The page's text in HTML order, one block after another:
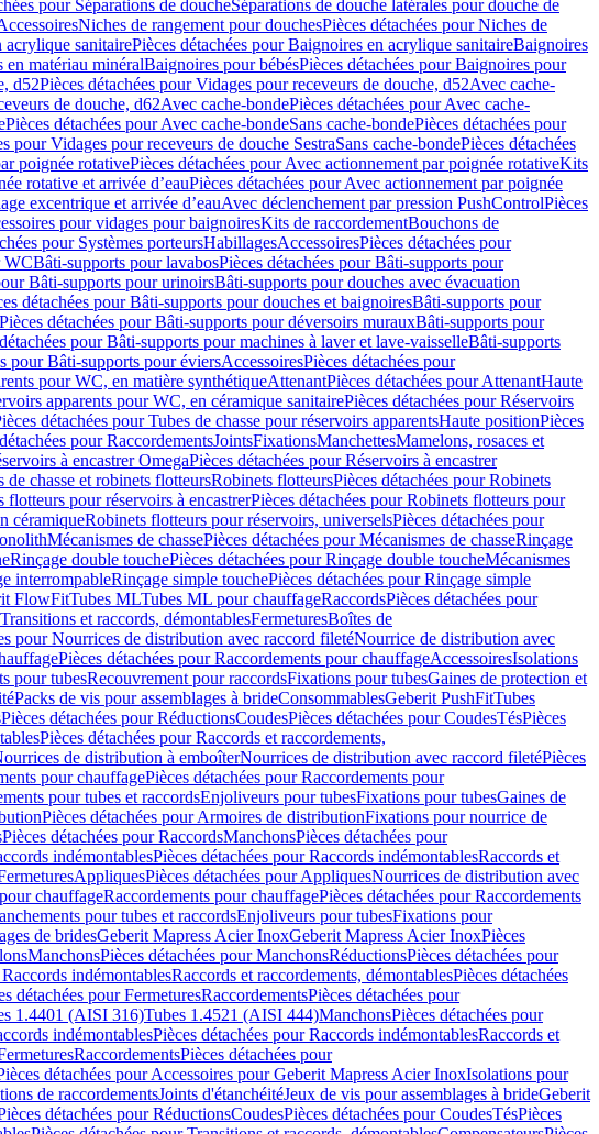
pour Séparations de doucheSéparations de douche latérales pour douche de
Niches de rangement pour douchesPièces détachées pour Niches de
acrylique sanitairePièces détachées pour Baignoires en acrylique sanitaireBaignoires
en matériau minéralBaignoires pour bébésPièces détachées pour Baignoires pour
d52Pièces détachées pour Vidages pour receveurs de douche, d52Avec cache-
de douche, d62Avec cache-bondePièces détachées pour Avec cache-
Pièces détachées pour Avec cache-bondeSans cache-bondePièces détachées pour
pour Vidages pour receveurs de douche SestraSans cache-bondePièces détachées
poignée rotativePièces détachées pour Avec actionnement par poignée rotativeKits
rotative et arrivée d’eauPièces détachées pour Avec actionnement par poignée
excentrique et arrivée d’eauAvec déclenchement par pression PushControlPièces
pour vidages pour baignoiresKits de raccordementBouchons de
pour Systèmes porteursHabillagesAccessoiresPièces détachées pour
WCBâti-supports pour lavabosPièces détachées pour Bâti-supports pour
Bâti-supports pour urinoirsBâti-supports pour douches avec évacuation
détachées pour Bâti-supports pour douches et baignoiresBâti-supports pour
Pièces détachées pour Bâti-supports pour déversoirs murauxBâti-supports pour
pour Bâti-supports pour machines à laver et lave-vaisselleBâti-supports
pour Bâti-supports pour éviersAccessoiresPièces détachées pour
pour WC, en matière synthétiqueAttenantPièces détachées pour AttenantHaute
apparents pour WC, en céramique sanitairePièces détachées pour Réservoirs
détachées pour Tubes de chasse pour réservoirs apparentsHaute positionPièces
pour RaccordementsJointsFixationsManchettesMamelons, rosaces et
à encastrer OmegaPièces détachées pour Réservoirs à encastrer
de chasse et robinets flotteursRobinets flotteursPièces détachées pour Robinets
flotteurs pour réservoirs à encastrerPièces détachées pour Robinets flotteurs pour
céramiqueRobinets flotteurs pour réservoirs, universelsPièces détachées pour
Mécanismes de chassePièces détachées pour Mécanismes de chasseRinçage
Rinçage double touchePièces détachées pour Rinçage double toucheMécanismes
interrompableRinçage simple touchePièces détachées pour Rinçage simple
FlowFitTubes MLTubes ML pour chauffageRaccordsPièces détachées pour
et raccords, démontablesFermeturesBoîtes de
pour Nourrices de distribution avec raccord filetéNourrice de distribution avec
Pièces détachées pour Raccordements pour chauffageAccessoiresIsolations
pour tubesRecouvrement pour raccordsFixations pour tubesGaines de protection et
Packs de vis pour assemblages à brideConsommablesGeberit PushFitTubes
Pièces détachées pour RéductionsCoudesPièces détachées pour CoudesTésPièces
Pièces détachées pour Raccords et raccordements,
de distribution à emboîterNourrices de distribution avec raccord filetéPièces
pour chauffagePièces détachées pour Raccordements pour
pour tubes et raccordsEnjoliveurs pour tubesFixations pour tubesGaines de
Pièces détachées pour Armoires de distributionFixations pour nourrice de
Pièces détachées pour RaccordsManchonsPièces détachées pour
indémontablesPièces détachées pour Raccords indémontablesRaccords et
AppliquesPièces détachées pour AppliquesNourrices de distribution avec
chauffageRaccordements pour chauffagePièces détachées pour Raccordements
pour tubes et raccordsEnjoliveurs pour tubesFixations pour
de bridesGeberit Mapress Acier InoxGeberit Mapress Acier InoxPièces
ManchonsPièces détachées pour ManchonsRéductionsPièces détachées pour
indémontablesRaccords et raccordements, démontablesPièces détachées
détachées pour FermeturesRaccordementsPièces détachées pour
1.4401 (AISI 316)Tubes 1.4521 (AISI 444)ManchonsPièces détachées pour
indémontablesPièces détachées pour Raccords indémontablesRaccords et
RaccordementsPièces détachées pour
détachées pour Accessoires pour Geberit Mapress Acier InoxIsolations pour
de raccordementsJoints d'étanchéitéJeux de vis pour assemblages à brideGeberit
détachées pour RéductionsCoudesPièces détachées pour CoudesTésPièces